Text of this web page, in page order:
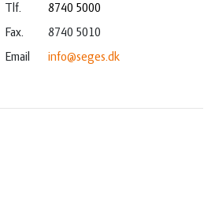
Tlf.
8740 5000
Fax.
8740 5010
Email
info@seges.dk